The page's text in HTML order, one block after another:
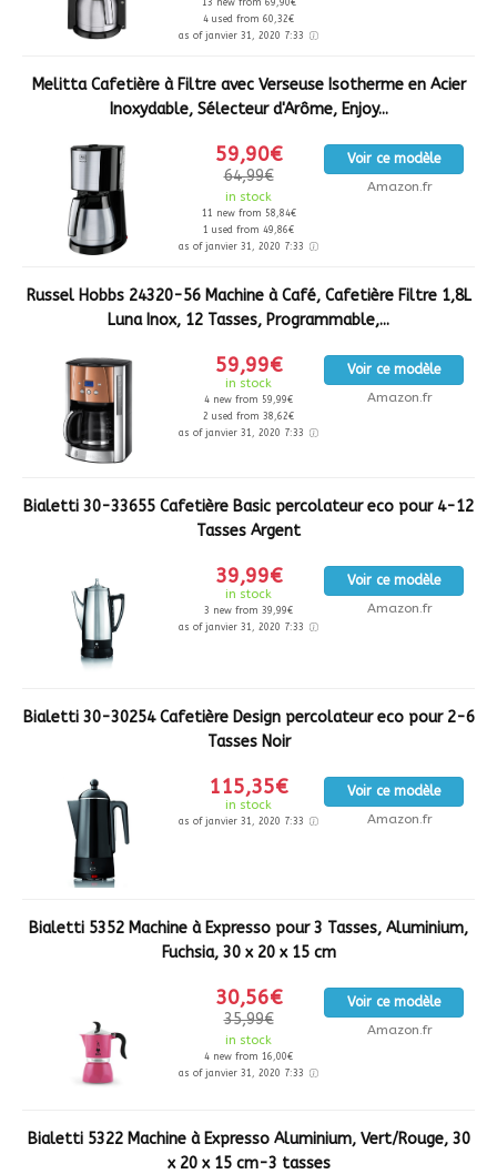
4 used from 60,32€
as of janvier 31, 2020 7:33
Melitta Cafetière à Filtre avec Verseuse Isotherme en Acier
Inoxydable, Sélecteur d'Arôme, Enjoy...
59,90€
64,99€
in stock
11 new from 58,84€
1 used from 49,86€
as of janvier 31, 2020 7:33
Voir ce modèle
Amazon.fr
Russel Hobbs 24320-56 Machine à Café, Cafetière Filtre 1,8L
Luna Inox, 12 Tasses, Programmable,...
59,99€
in stock
4 new from 59,99€
2 used from 38,62€
as of janvier 31, 2020 7:33
Voir ce modèle
Amazon.fr
Bialetti 30-33655 Cafetière Basic percolateur eco pour 4-12
Tasses Argent
39,99€
in stock
3 new from 39,99€
as of janvier 31, 2020 7:33
Voir ce modèle
Amazon.fr
Bialetti 30-30254 Cafetière Design percolateur eco pour 2-6
Tasses Noir
115,35€
in stock
as of janvier 31, 2020 7:33
Voir ce modèle
Amazon.fr
Bialetti 5352 Machine à Expresso pour 3 Tasses, Aluminium,
Fuchsia, 30 x 20 x 15 cm
30,56€
35,99€
in stock
4 new from 16,00€
as of janvier 31, 2020 7:33
Voir ce modèle
Amazon.fr
Bialetti 5322 Machine à Expresso Aluminium, Vert/Rouge, 30
x 20 x 15 cm-3 tasses